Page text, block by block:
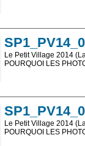
Le Petit Village 2014
POURQUOI LES
Le Petit Village 2014
POURQUOI LES